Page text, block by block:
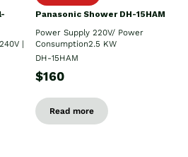
|
Panasonic Shower DH-15HAM
Power Supply​ 220V/ Power
Consumption2.5 KW
DH-15HAM
$160
Read more